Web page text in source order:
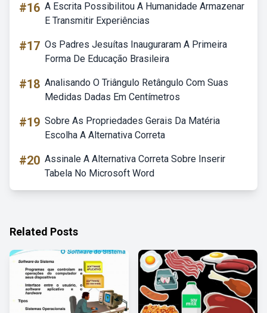
#16 A Escrita Possibilitou A Humanidade Armazenar
E Transmitir Experiências
#17 Os Padres Jesuítas Inauguraram A Primeira
Forma De Educação Brasileira
#18 Analisando O Triângulo Retângulo Com Suas
Medidas Dadas Em Centímetros
#19 Sobre As Propriedades Gerais Da Matéria
Escolha A Alternativa Correta
#20 Assinale A Alternativa Correta Sobre Inserir
Tabela No Microsoft Word
Related Posts